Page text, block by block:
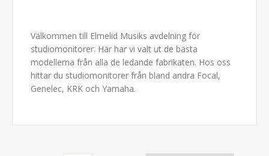
Välkommen till Elmelid Musiks avdelning för
studiomonitorer. Här har vi valt ut de bästa
modellerna från alla de ledande fabrikaten. Hos oss
hittar du studiomonitorer från bland andra Focal,
Genelec, KRK och Yamaha.